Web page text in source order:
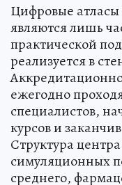
Цифровые
являются лишь
практической
реализуется в
ежегодно
специалистов,
курсов и
Структура
симуляционных
среднего,